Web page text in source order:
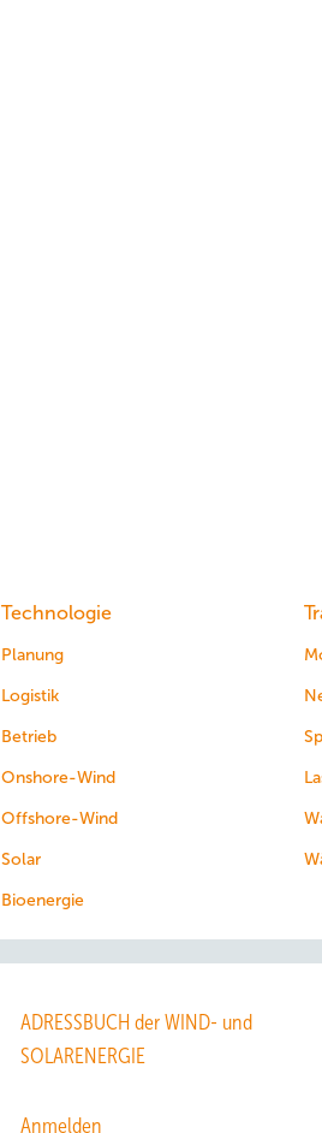
Technologie
Planung
Logistik
Betrieb
Onshore-Wind
Offshore-Wind
Solar
Bioenergie
ADRESSBUCH der WIND- und
SOLARENERGIE
Anmelden